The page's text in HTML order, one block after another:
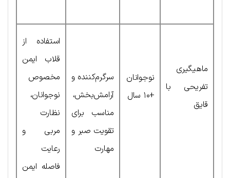
ماهیگیری
تفریحی با
قایق
نوجوانان
+۱۰ سال
سرگرم‌کننده و
آرامش‌بخش،
مناسب برای
تقویت صبر و
مهارت
استفاده از
قلاب ایمن
مخصوص
نوجوانان،
نظارت
مربی و
رعایت
فاصله ایمن